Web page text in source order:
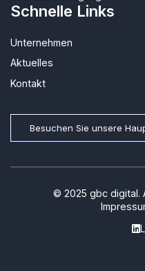
Schnelle Links
Unternehmen
Aktuelles
Kontakt
Besuchen Sie unsere
© 2025 gbc digital.